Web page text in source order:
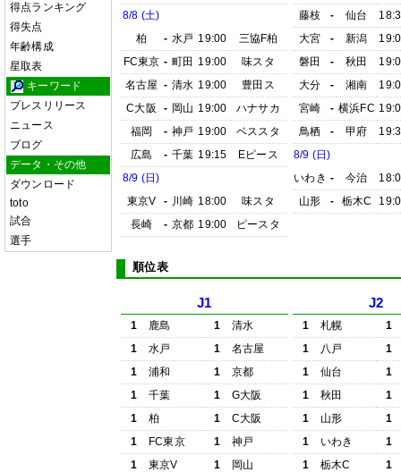
得点ランキング
得失点
年齢構成
星取表
キーワード
プレスリリース
ニュース
ブログ
データ・その他
ダウンロード
toto
試合
選手
8/8 (土)
柏
- 水戸 19:00
三協F柏
FC東京 - 町田 19:00
味スタ
名古屋 - 清水 19:00
豊田ス
C大阪
- 岡山 19:00
ハナサカ
福岡
- 神戸 19:00
ベススタ
広島
- 千葉 19:15
Eピース
8/9 (日)
東京V
- 川崎 18:00
味スタ
長崎
- 京都 19:00 ピースタ
藤枝
- 仙台
大宮
- 新潟
磐田
- 秋田
大分
- 湘南
宮崎
- 横浜FC
鳥栖
- 甲府
8/9 (日)
いわき - 今治
山形
- 栃木C
順位表
J1
1 鹿島 1
清水
1
水戸 1
名古屋
1
浦和 1
京都
1
千葉 1
G大阪
1
柏 1
C大阪
1
FC東京 1
神戸
1
東京V 1
岡山
J2
1 札幌
1
1
八戸
1
1
仙台
1
1
秋田
1
1
山形
1
1
いわき
1
1
栃木C
1